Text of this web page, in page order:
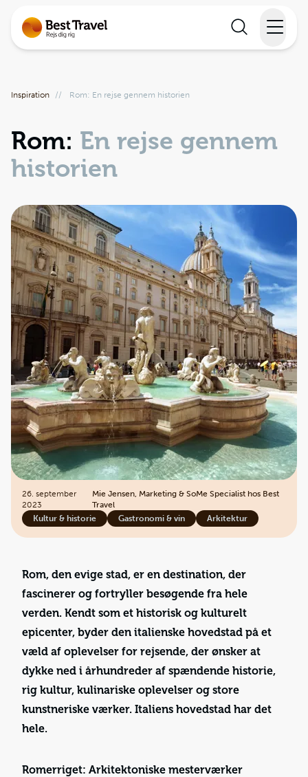
Rejsekalender
Inspiration
Information
Min Rejse
Inspiration // Rom: En rejse gennem historien
Rom: En rejse gennem
historien
26. september
2023
Mie Jensen, Marketing & SoMe Specialist hos Best
Travel
Kultur & historie
Gastronomi & vin Arkitektur
Rom, den evige stad, er en destination, der
fascinerer og fortryller besøgende fra hele
verden. Kendt som et historisk og kulturelt
epicenter, byder den italienske hovedstad på et
væld af oplevelser for rejsende, der ønsker at
dykke ned i århundreder af spændende historie,
rig kultur, kulinariske oplevelser og store
kunstneriske værker. Italiens hovedstad har det
hele.
Romerriget: Arkitektoniske mesterværker